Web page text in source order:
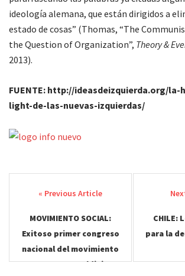
ideología alemana, que están dirigidos a
estado de cosas” (Thomas, “The
the Question of Organization”, Theory &
2013).
FUENTE: http://ideasdeizquierda.org/la-
light-de-las-nuevas-izquierdas/
navigation
MOVIMIENTO SOCIAL:
Exitoso primer congreso
nacional del movimiento
No + AFP en Valdivia.
CHILE:
para la